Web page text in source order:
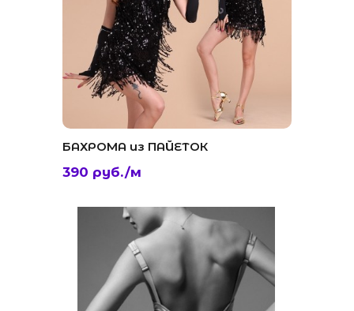
БАХРОМА из ПАЙЕТОК
390 руб./м